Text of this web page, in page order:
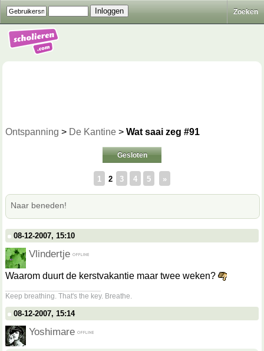
Zoeken
Ontspanning > De Kantine > Wat saai zeg #91
Gesloten
1 2 3 4 5 »
Naar beneden!
08-12-2007, 15:10
Vlindertje
Waarom duurt de kerstvakantie maar twee weken?
Keep breathing. That's the key. Breathe.
08-12-2007, 15:14
Yoshimare